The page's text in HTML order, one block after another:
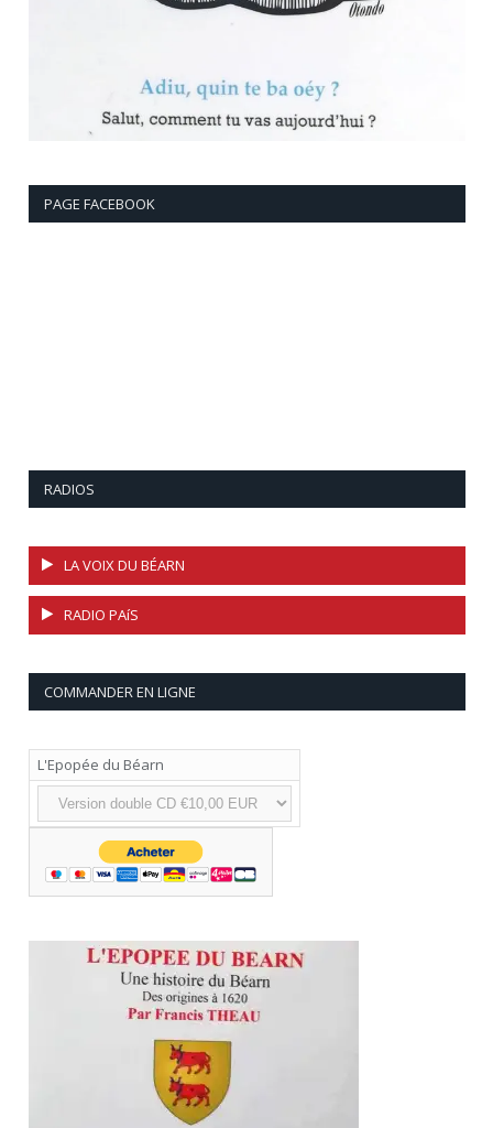
PAGE FACEBOOK
RADIOS
LA VOIX DU BÉARN
RADIO PAíS
COMMANDER EN LIGNE
L'Epopée du Béarn